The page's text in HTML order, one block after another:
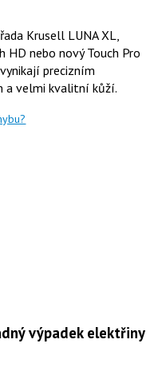
Krusell LUNA XL,
HD nebo nový Touch Pro
precizním
a velmi kvalitní kůží.
výpadek elektřiny